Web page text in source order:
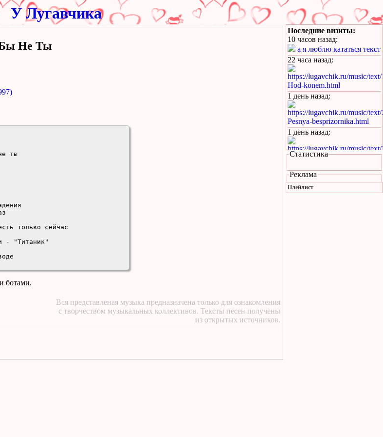
У Лугавчика
Бы Не Ты
ты
только сейчас
- "Титаник"
ботами.
Вся представленая музыка предназначена только для ознакомления
с творчеством музыкальных коллективов. Тексты песен получены
из открытых источников.
Последние визиты:
10 часов назад:
а я люблю кататься текст
22 часа назад:
https://lugavchik.ru/music/
Hod-konem.html
1 день назад:
https://lugavchik.ru/music/
Pesnya-besprizornika.html
1 день назад:
https://lugavchik.ru/music/
Pesnya-besprizornika.html
https://lugavchik.ru/music/
Leto-(pesnya-dlya-Coya).html
Статистика
Реклама
Плейлист